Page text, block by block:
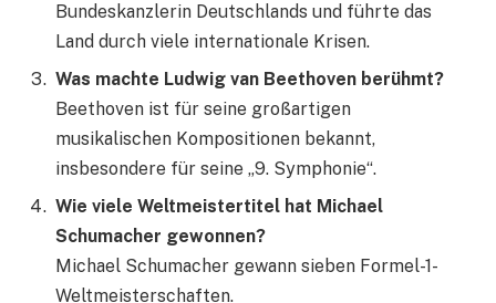
Bundeskanzlerin Deutschlands und führte das
Land durch viele internationale Krisen.
Was machte Ludwig van Beethoven berühmt?
Beethoven ist für seine großartigen
musikalischen Kompositionen bekannt,
insbesondere für seine „9. Symphonie“.
Wie viele Weltmeistertitel hat Michael
Schumacher gewonnen?
Michael Schumacher gewann sieben Formel-1-
Weltmeisterschaften.